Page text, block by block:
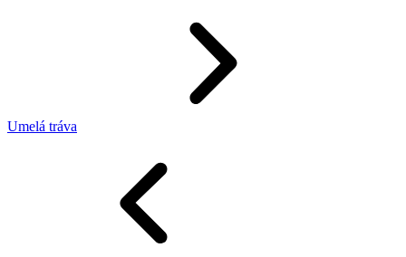
Umelá tráva